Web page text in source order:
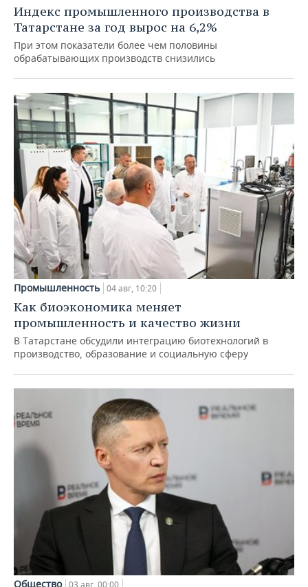
Индекс промышленного производства в
Татарстане за год вырос на 6,2%
При этом показатели более чем половины
обрабатывающих производств снизились
Промышленность 04 авг, 10:20
Как биоэкономика меняет
промышленность и качество жизни
В Татарстане обсудили интеграцию биотехнологий в
производство, образование и социальную сферу
Общество 03 авг, 00:00